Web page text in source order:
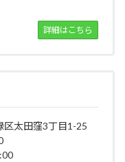
詳細はこちら
区太田窪3丁目1-25